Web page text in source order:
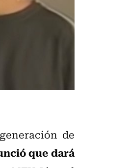
de
que dará